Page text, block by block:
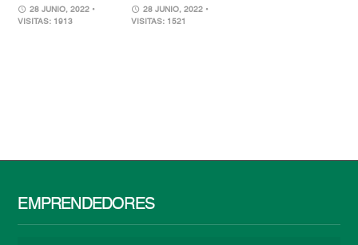
28 JUNIO, 2022 •
VISITAS: 1913
28 JUNIO, 2022 •
VISITAS: 1521
EMPRENDEDORES